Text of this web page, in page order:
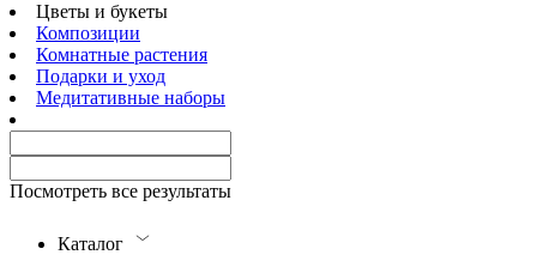
Цветы и букеты
Композиции
Комнатные растения
Подарки и уход
Медитативные наборы
Посмотреть все результаты
Каталог